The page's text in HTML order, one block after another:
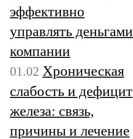
эффективно
управлять деньгами
компании
01.02 Хроническая
слабость и дефицит
железа: связь,
причины и лечение